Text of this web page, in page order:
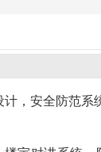
，安全防范系